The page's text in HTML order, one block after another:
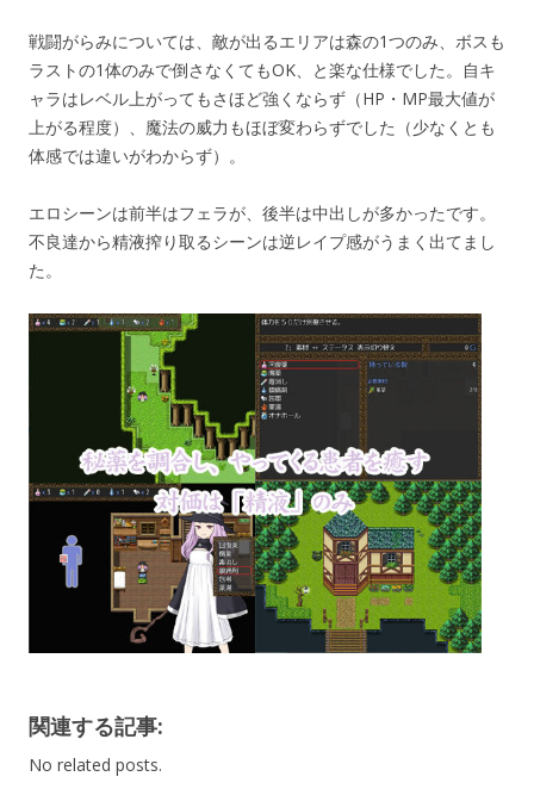
戦闘がらみについては、敵が出るエリアは森の1つのみ、ボスも
ラストの1体のみで倒さなくてもOK、と楽な仕様でした。自キ
ャラはレベル上がってもさほど強くならず（HP・MP最大値が
上がる程度）、魔法の威力もほぼ変わらずでした（少なくとも
体感では違いがわからず）。
エロシーンは前半はフェラが、後半は中出しが多かったです。
不良達から精液搾り取るシーンは逆レイプ感がうまく出てまし
た。
関連する記事:
No related posts.